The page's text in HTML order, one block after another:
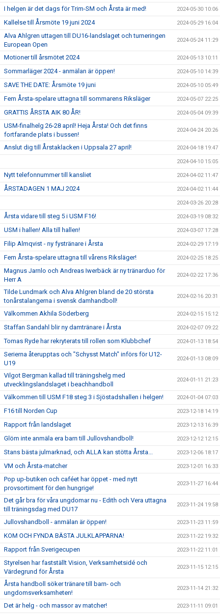
I helgen är det dags för Trim-SM och Årsta är med! 2024-05-30 10:06
Kallelse till Årsmöte 19 juni 2024 2024-05-29 16:04
Alva Ahlgren uttagen till DU16-landslaget och turneringen
European Open
2024-05-24 11:29
Motioner till årsmötet 2024 2024-05-13 10:11
Sommarläger 2024 - anmälan är öppen! 2024-05-10 14:39
SAVE THE DATE: Årsmöte 19 juni 2024-05-10 05:49
Fem Årsta-spelare uttagna till sommarens Riksläger 2024-05-07 22:25
GRATTIS ÅRSTA AIK 80 ÅR! 2024-05-04 09:39
USM-finalhelg 26-28 april! Heja Årsta! Och det finns
fortfarande plats i bussen!
2024-04-24 20:26
Anslut dig till Årstaklacken i Uppsala 27 april! 2024-04-18 19:47
2024-04-10 15:05
Nytt telefonnummer till kansliet 2024-04-02 11:47
ÅRSTADAGEN 1 MAJ 2024 2024-04-02 11:44
2024-03-26 20:28
Årsta vidare till steg 5 i USM F16! 2024-03-19 08:32
USM i hallen! Alla till hallen! 2024-03-07 17:28
Filip Almqvist - ny fystränare i Årsta 2024-02-29 17:19
Fem Årsta-spelare uttagna till vårens Riksläger! 2024-02-25 18:25
Magnus Jarnlo och Andreas Iwerbäck är ny tränarduo för
Herr A
2024-02-22 17:36
Tilde Lundmark och Alva Ahlgren bland de 20 största
tonårstalangerna i svensk damhandboll!
2024-02-16 20:31
Välkommen Akhila Söderberg 2024-02-15 15:12
Staffan Sandahl blir ny damtränare i Årsta 2024-02-07 09:22
Tomas Ryde har rekryterats till rollen som Klubbchef 2024-01-13 18:54
Serierna återupptas och "Schysst Match" införs för U12-
U19
2024-01-13 08:09
Vilgot Bergman kallad till träningshelg med
utvecklingslandslaget i beachhandboll
2024-01-11 21:23
Välkommen till USM F18 steg 3 i Sjöstadshallen i helgen! 2024-01-04 07:03
F16 till Norden Cup 2023-12-18 14:19
Rapport från landslaget 2023-12-13 16:39
Glöm inte anmäla era barn till Jullovshandboll! 2023-12-12 12:15
Stans bästa julmarknad, och ALLA kan stötta Årsta... 2023-12-06 18:17
VM och Årsta-matcher 2023-12-01 16:33
Pop up-butiken och caféet har öppet - med nytt
provsortiment för den hungrige!
2023-11-27 16:44
Det går bra för våra ungdomar nu - Edith och Vera uttagna
till träningsdag med DU17
2023-11-24 19:58
Jullovshandboll - anmälan är öppen! 2023-11-23 11:59
KOM OCH FYNDA BÄSTA JULKLAPPARNA! 2023-11-22 19:32
Rapport från Sverigecupen 2023-11-22 11:01
Styrelsen har fastställt Vision, Verksamhetsidé och
Värdegrund för Årsta
2023-11-15 12:15
Årsta handboll söker tränare till barn- och
ungdomsverksamheten!
2023-11-14 21:32
Det är helg - och massor av matcher! 2023-11-11 09:01